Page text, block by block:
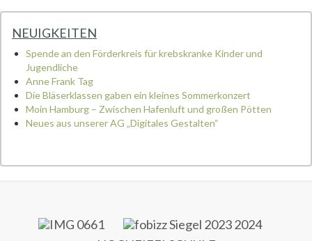
NEUIGKEITEN
Spende an den Förderkreis für krebskranke Kinder und
Jugendliche
Anne Frank Tag
Die Bläserklassen gaben ein kleines Sommerkonzert
Moin Hamburg – Zwischen Hafenluft und großen Pötten
Neues aus unserer AG „Digitales Gestalten“